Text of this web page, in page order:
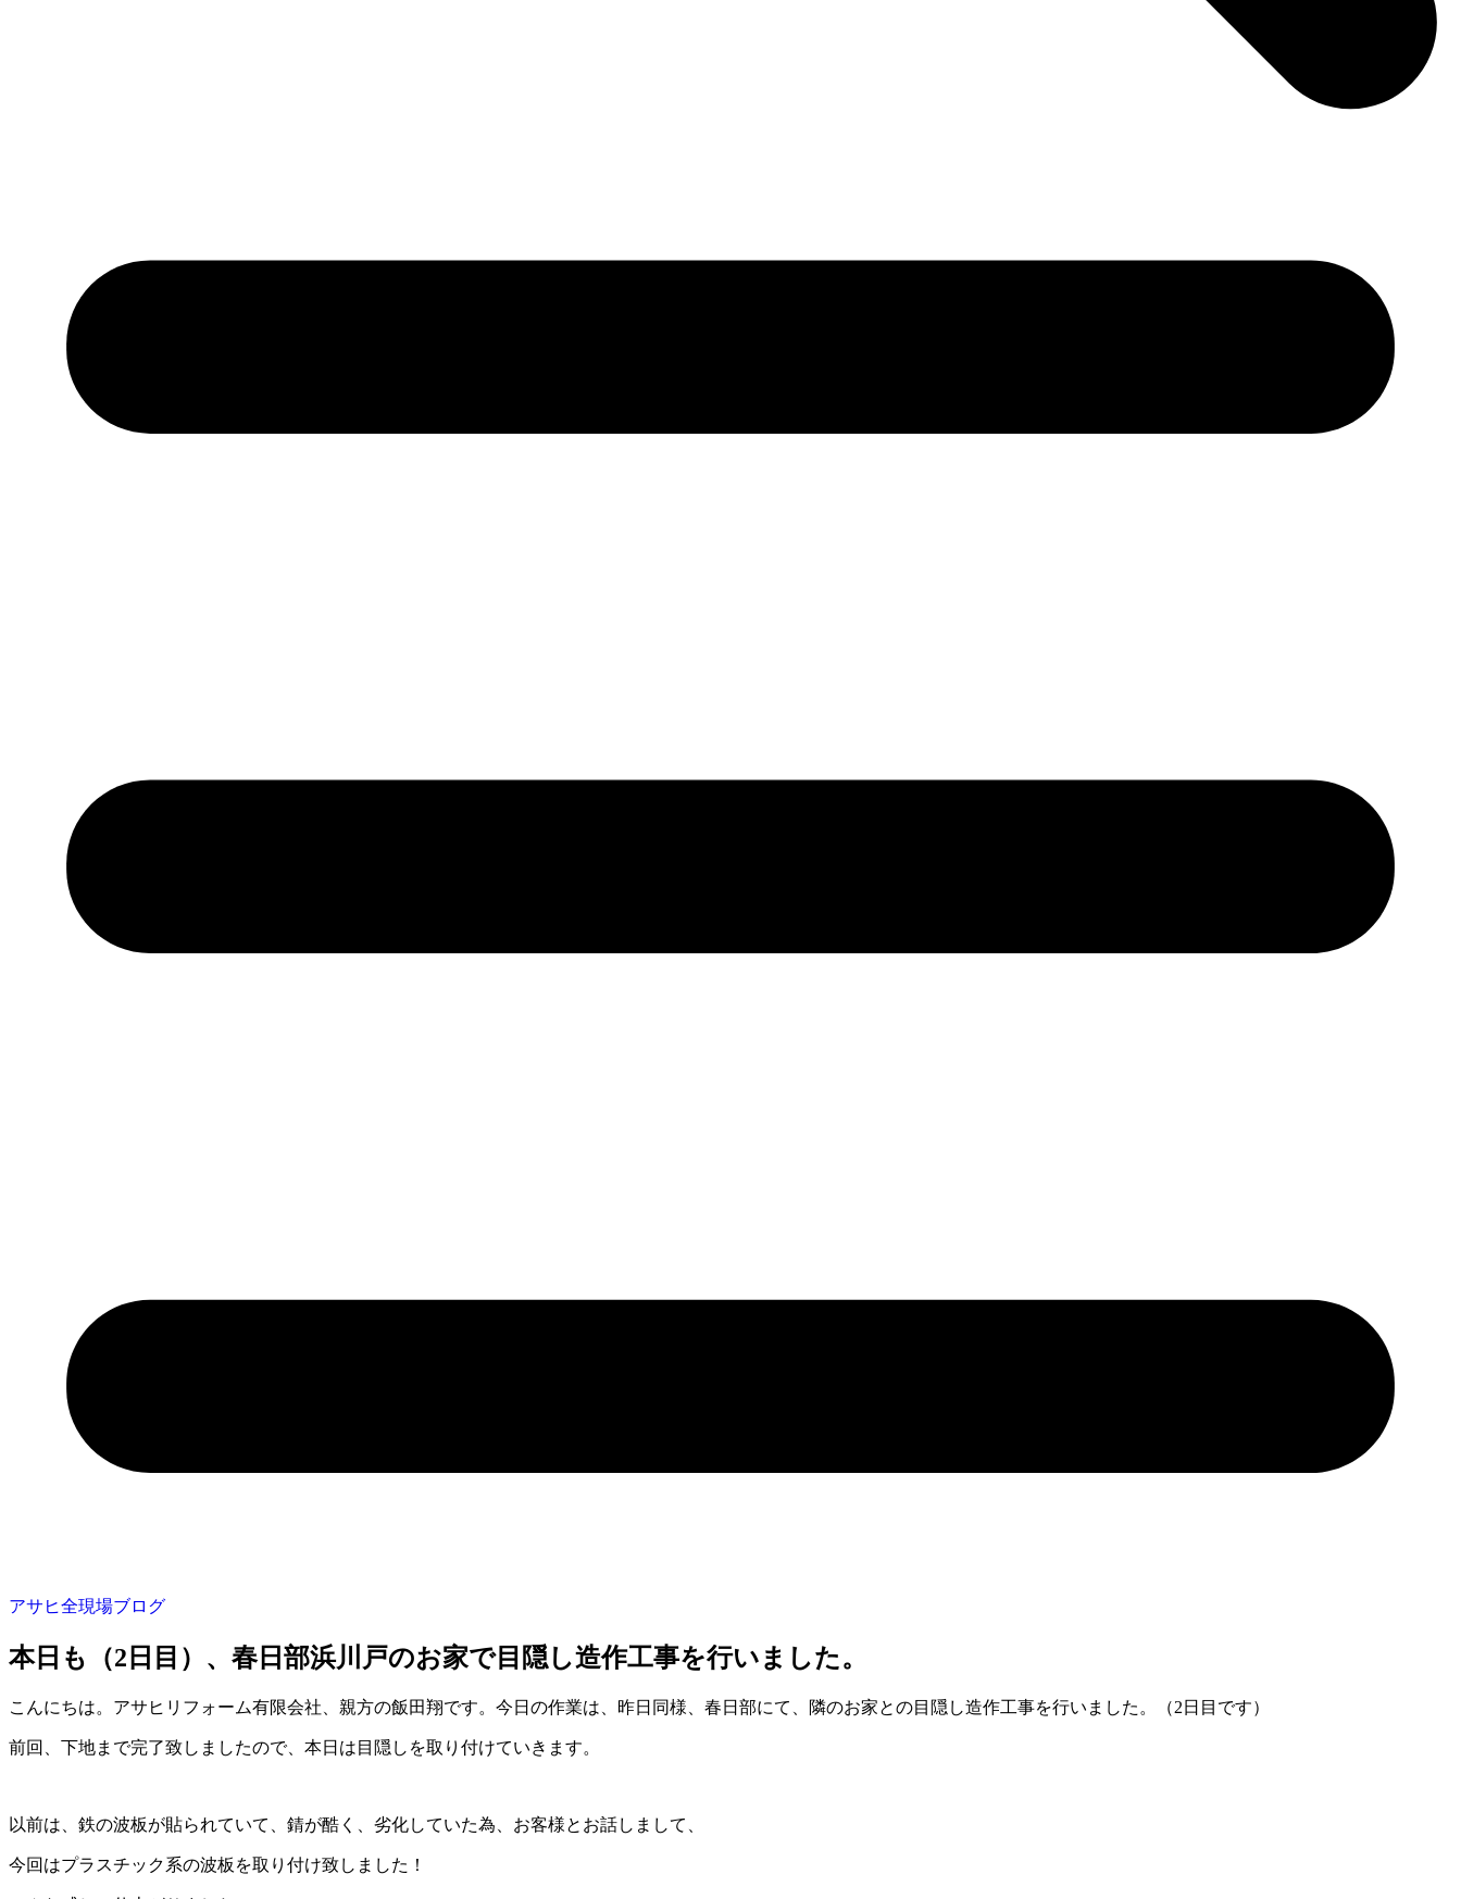
アサヒ全現場ブログ
本日も（2日目）、春日部浜川戸のお家で目隠し造作工事を行いました。
こんにちは。アサヒリフォーム有限会社、親方の飯田翔です。今日の作業は、昨日同様、春日部にて、隣のお家との目隠し造作工事を行いました。（2日目です）
前回、下地まで完了致しましたので、本日は目隠しを取り付けていきます。
以前は、鉄の波板が貼られていて、錆が酷く、劣化していた為、お客様とお話しまして、
今回はプラスチック系の波板を取り付け致しました！